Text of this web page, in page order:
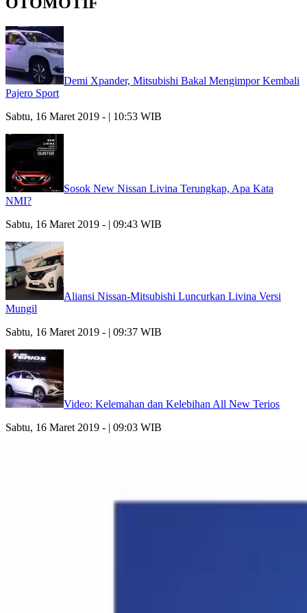
Demi Xpander, Mitsubishi Bakal Mengimpor Kembali
Pajero Sport
Sabtu, 16 Maret 2019 - | 10:53 WIB
Sosok New Nissan Livina Terungkap, Apa Kata
NMI?
Sabtu, 16 Maret 2019 - | 09:43 WIB
Aliansi Nissan-Mitsubishi Luncurkan Livina Versi
Mungil
Sabtu, 16 Maret 2019 - | 09:37 WIB
Video: Kelemahan dan Kelebihan All New Terios
Sabtu, 16 Maret 2019 - | 09:03 WIB